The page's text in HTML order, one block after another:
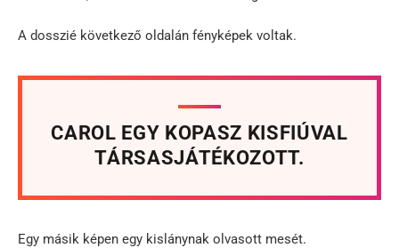
A dosszié következő oldalán fényképek voltak.
CAROL EGY KOPASZ KISFIÚVAL
TÁRSASJÁTÉKOZOTT.
Egy másik képen egy kislánynak olvasott mesét.